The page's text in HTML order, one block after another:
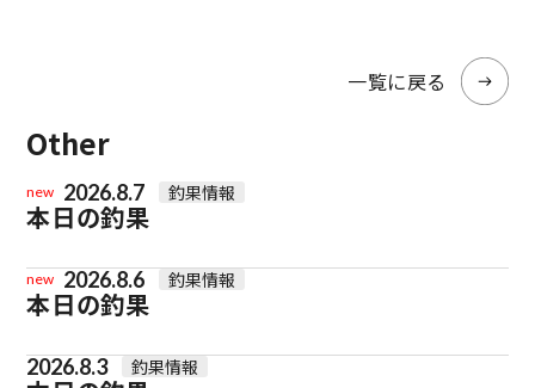
一覧に戻る
Other
new 2026.8.7 釣果情報
本日の釣果
new 2026.8.6 釣果情報
本日の釣果
2026.8.3 釣果情報